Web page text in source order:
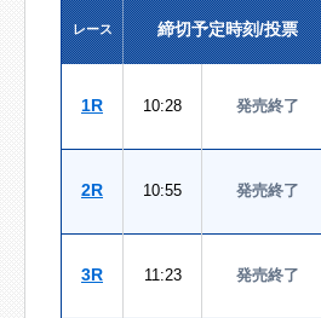
レース
締切予定時刻/投票
1R 10:28 発売終了
2R 10:55 発売終了
3R 11:23 発売終了